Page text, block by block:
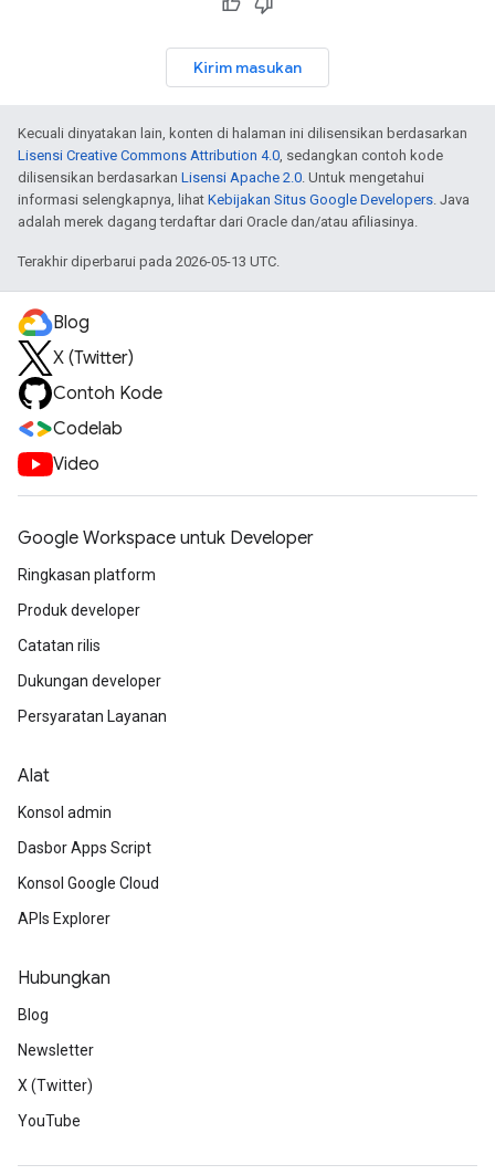
Kirim masukan
Kecuali dinyatakan lain, konten di halaman ini dilisensikan berdasarkan
Lisensi Creative Commons Attribution 4.0, sedangkan contoh kode
dilisensikan berdasarkan Lisensi Apache 2.0. Untuk mengetahui
informasi selengkapnya, lihat Kebijakan Situs Google Developers. Java
adalah merek dagang terdaftar dari Oracle dan/atau afiliasinya.
Terakhir diperbarui pada 2026-05-13 UTC.
Blog
X (Twitter)
Contoh Kode
Codelab
Video
Google Workspace untuk Developer
Ringkasan platform
Produk developer
Catatan rilis
Dukungan developer
Persyaratan Layanan
Alat
Konsol admin
Dasbor Apps Script
Konsol Google Cloud
APIs Explorer
Hubungkan
Blog
Newsletter
X (Twitter)
YouTube